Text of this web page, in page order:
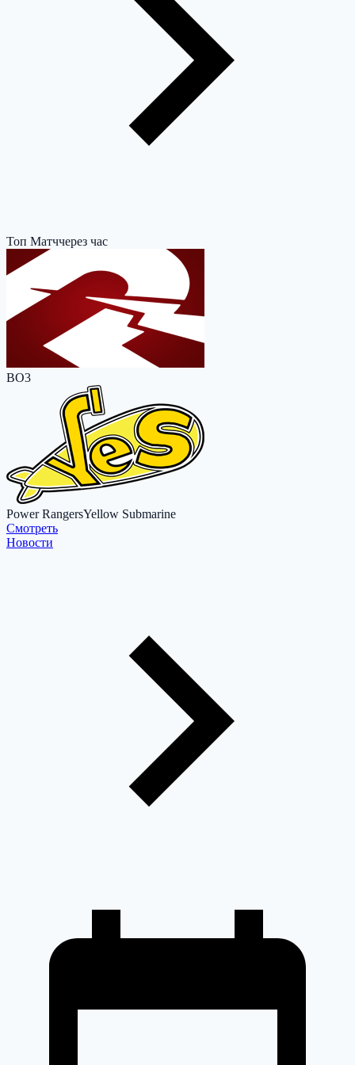
Топ Матччерез час
BO3
Power RangersYellow Submarine
Cмотреть
Новости